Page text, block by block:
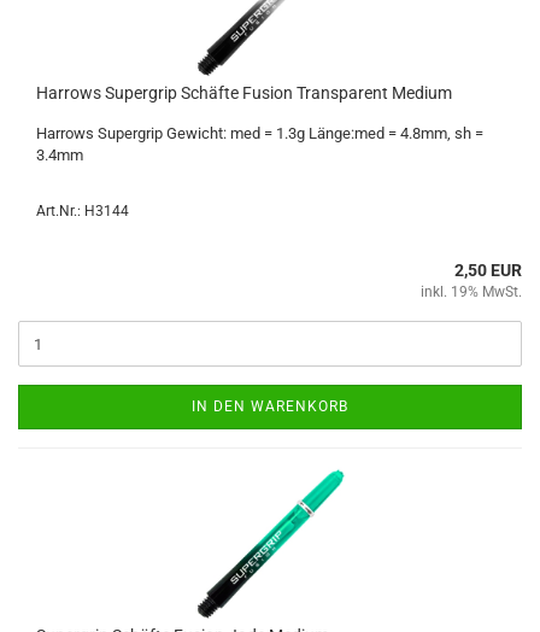
Har­rows Su­per­grip Schäf­te Fu­si­on Trans­pa­rent Me­di­um
Har­rows Su­per­grip Ge­wicht: med = 1.3g Länge:med = 4.8mm, sh =
3.4mm
Art.Nr.: H3144
2,50 EUR
inkl. 19% MwSt.
IN DEN WARENKORB